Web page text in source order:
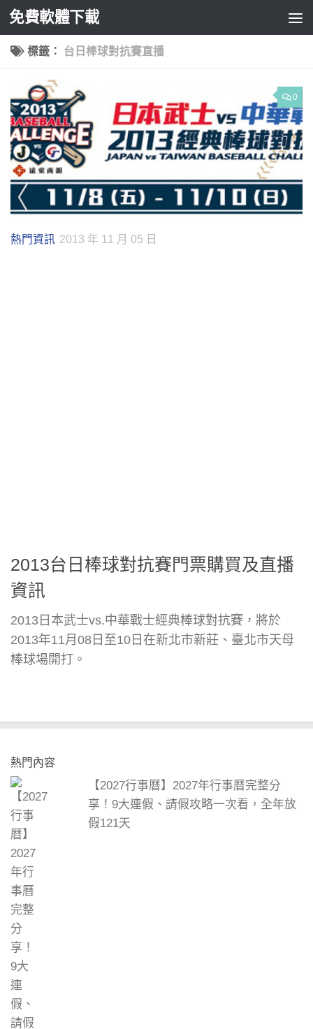
Skip to content
免費軟體下載
標籤： 台日棒球對抗賽直播
0
熱門資訊 2013 年 11 月 05 日
2013台日棒球對抗賽門票購買及直播
資訊
2013日本武士vs.中華戰士經典棒球對抗賽，將於
2013年11月08日至10日在新北市新莊、臺北市天母
棒球場開打。
熱門內容
【2027行事曆】2027年行事曆完整分
享！9大連假、請假攻略一次看，全年放
假121天